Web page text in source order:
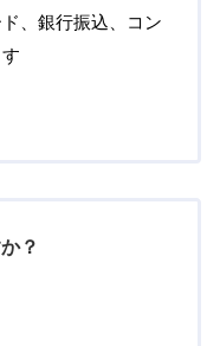
、銀行振込、コン
？